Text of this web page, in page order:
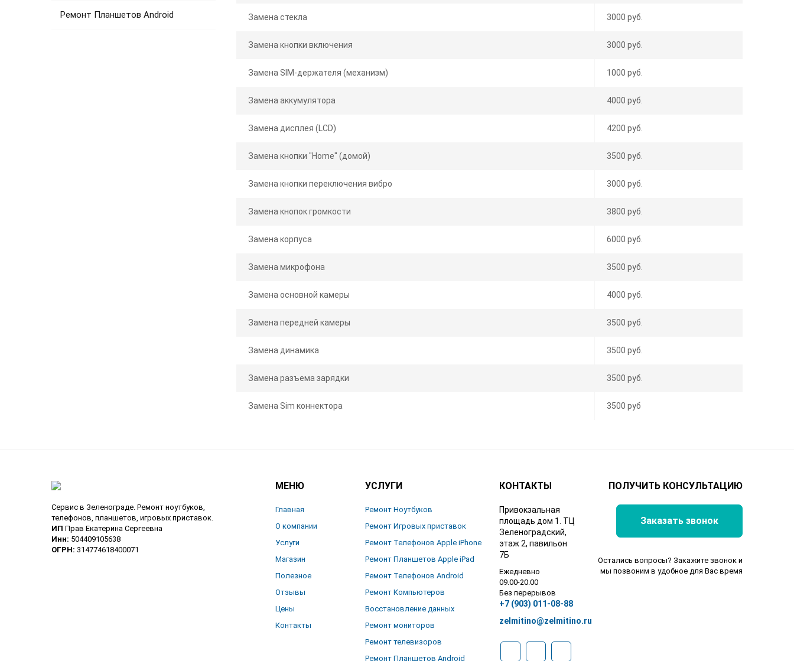
Ремонт Планшетов Android Замена стекла 3000 руб.
Замена кнопки включения 3000 руб.
Замена SIM-держателя (механизм) 1000 руб.
Замена аккумулятора 4000 руб.
Замена дисплея (LCD) 4200 руб.
Замена кнопки "Home" (домой) 3500 руб.
Замена кнопки переключения вибро 3000 руб.
Замена кнопок громкости 3800 руб.
Замена корпуса 6000 руб.
Замена микрофона 3500 руб.
Замена основной камеры 4000 руб.
Замена передней камеры 3500 руб.
Замена динамика 3500 руб.
Замена разъема зарядки 3500 руб.
Замена Sim коннектора 3500 руб
Сервис в Зеленограде. Ремонт ноутбуков,
телефонов, планшетов, игровых приставок.
ИП Прав Екатерина Сергеевна
Инн: 504409105638
ОГРН: 314774618400071
МЕНЮ
Главная
О компании
Услуги
Магазин
Полезное
Отзывы
Цены
Контакты
УСЛУГИ
Ремонт Ноутбуков
Ремонт Игровых приставок
Ремонт Телефонов Apple iPhone
Ремонт Планшетов Apple iPad
Ремонт Телефонов Android
Ремонт Компьютеров
Восстановление данных
Ремонт мониторов
Ремонт телевизоров
Ремонт Планшетов Android
КОНТАКТЫ
Привокзальная
площадь дом 1. ТЦ
Зеленоградский,
этаж 2, павильон
7Б
Ежедневно
09.00-20.00
Без перерывов
+7 (903) 011-08-88
zelmitino@zelmitino.ru
ПОЛУЧИТЬ КОНСУЛЬТАЦИЮ
Заказать звонок
Остались вопросы? Закажите звонок и
мы позвоним в удобное для Вас время